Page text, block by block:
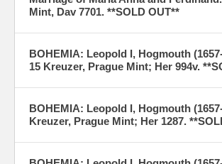
Mint, Dav 7701. **SOLD OUT**
BOHEMIA: Leopold I, Hogmouth
15 Kreuzer, Prague Mint; Her 994v.
BOHEMIA: Leopold I, Hogmouth
Kreuzer, Prague Mint; Her 1287.